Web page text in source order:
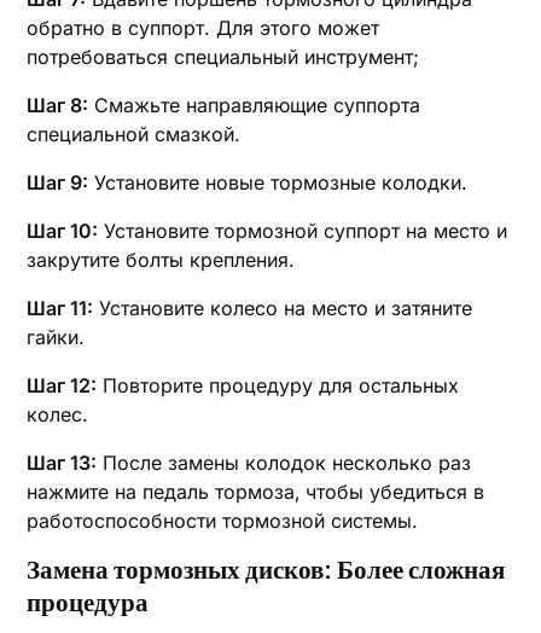
обратно в суппорт. Для этого может
потребоваться специальный инструмент;
Шаг 8: Смажьте направляющие суппорта
специальной смазкой.
Шаг 9: Установите новые тормозные колодки.
Шаг 10: Установите тормозной суппорт на место и
закрутите болты крепления.
Шаг 11: Установите колесо на место и затяните
гайки.
Шаг 12: Повторите процедуру для остальных
колес.
Шаг 13: После замены колодок несколько раз
нажмите на педаль тормоза‚ чтобы убедиться в
работоспособности тормозной системы.
Замена тормозных дисков: Более сложная
процедура